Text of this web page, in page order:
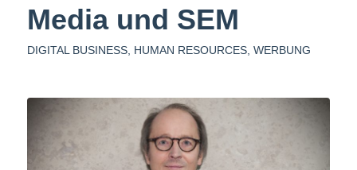
Media und SEM
DIGITAL BUSINESS, HUMAN RESOURCES, WERBUNG